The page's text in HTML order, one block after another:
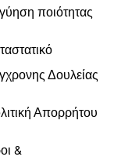
ποιότητας
Δουλείας
Απορρήτου
&